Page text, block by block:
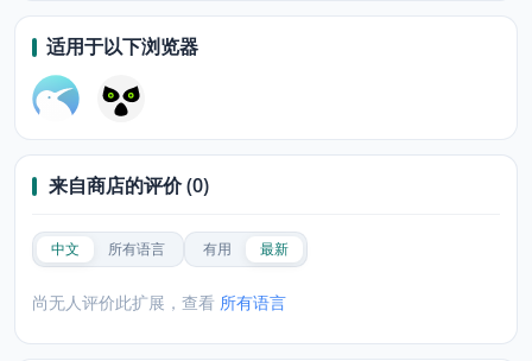
适用于以下浏览器
来自商店的评价 (0)
中文 所有语言 有用 最新
尚无人评价此扩展，查看 所有语言